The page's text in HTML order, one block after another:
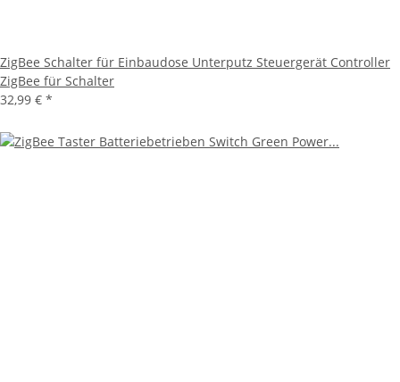
ZigBee Schalter für Einbaudose Unterputz Steuergerät Controller
ZigBee für Schalter
32,99 € *